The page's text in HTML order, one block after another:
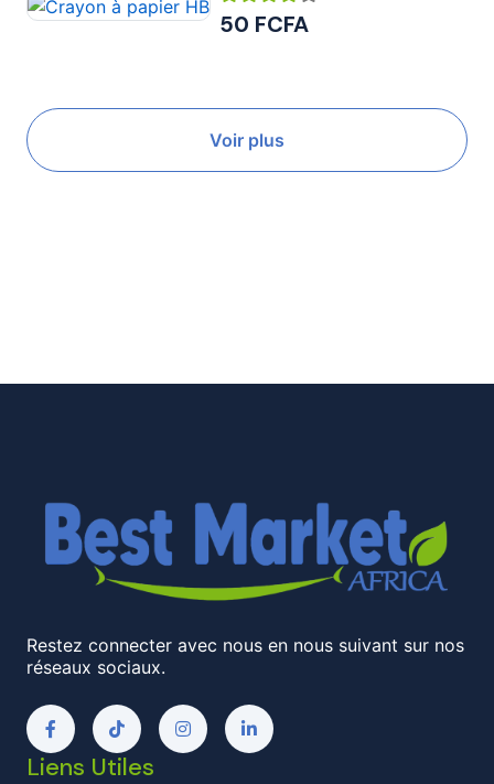
50 FCFA
Voir plus
Restez connecter avec nous en nous suivant sur nos
réseaux sociaux.
Liens Utiles